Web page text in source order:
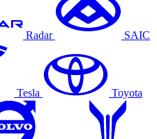
Radar SAIC
Tesla Toyota